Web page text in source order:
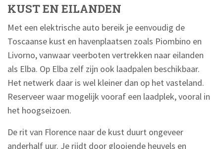
KUST EN EILANDEN
Met een elektrische auto bereik je eenvoudig de
Toscaanse kust en havenplaatsen zoals Piombino en
Livorno, vanwaar veerboten vertrekken naar eilanden
als Elba. Op Elba zelf zijn ook laadpalen beschikbaar.
Het netwerk daar is wel kleiner dan op het vasteland.
Reserveer waar mogelijk vooraf een laadplek, vooral in
het hoogseizoen.
De rit van Florence naar de kust duurt ongeveer
anderhalf uur. Je rijdt door glooiende heuvels en